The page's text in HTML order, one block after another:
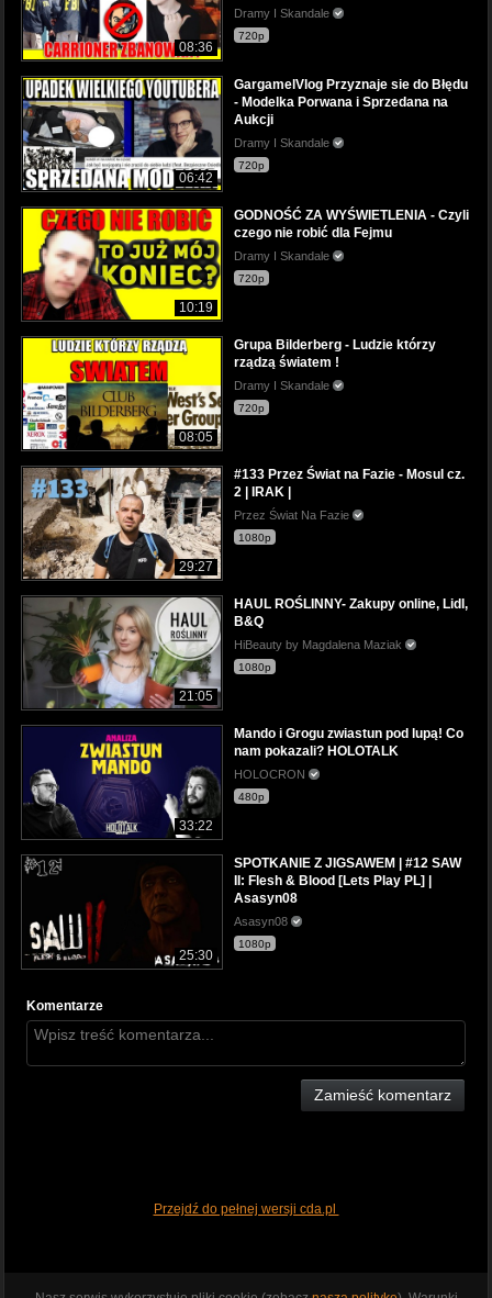
08:36
Dramy I Skandale
720p
06:42
GargamelVlog Przyznaje sie do Błędu
- Modelka Porwana i Sprzedana na
Aukcji
Dramy I Skandale
720p
10:19
GODNOŚĆ ZA WYŚWIETLENIA - Czyli
czego nie robić dla Fejmu
Dramy I Skandale
720p
08:05
Grupa Bilderberg - Ludzie którzy
rządzą światem !
Dramy I Skandale
720p
29:27
#133 Przez Świat na Fazie - Mosul cz.
2 | IRAK |
Przez Świat Na Fazie
1080p
21:05
HAUL ROŚLINNY- Zakupy online, Lidl,
B&Q
HiBeauty by Magdalena Maziak
1080p
33:22
Mando i Grogu zwiastun pod lupą! Co
nam pokazali? HOLOTALK
HOLOCRON
480p
25:30
SPOTKANIE Z JIGSAWEM | #12 SAW
II: Flesh & Blood [Lets Play PL] |
Asasyn08
Asasyn08
1080p
Komentarze
Zamieść komentarz
Przejdź do pełnej wersji cda.pl